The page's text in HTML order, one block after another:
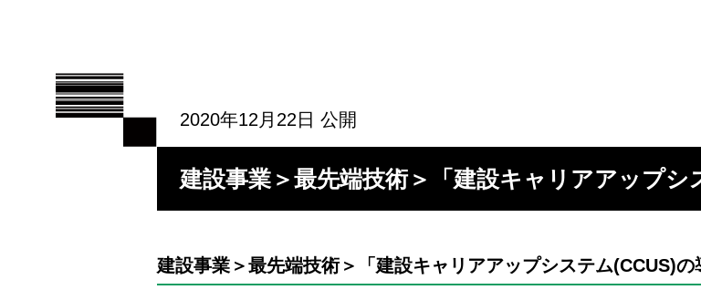
2020年12月22日 公開
建設事業＞最先端技術＞「建設キャリアアップ
建設事業＞最先端技術＞「建設キャリアアップシステム(CCUS)の